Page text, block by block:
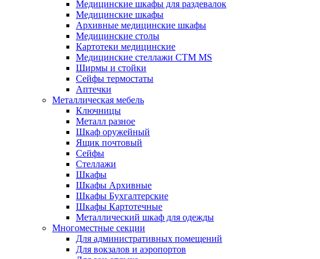
Медицинские шкафы для раздевалок
Медицинские шкафы
Архивные медицинские шкафы
Медицинские столы
Картотеки медицинские
Медицинские стеллажи CTM MS
Ширмы и стойки
Сейфы термостаты
Аптечки
Металлическая мебель
Ключницы
Металл разное
Шкаф оружейный
Ящик почтовый
Сейфы
Стеллажи
Шкафы
Шкафы Архивные
Шкафы Бухгалтерские
Шкафы Картотечные
Металлический шкаф для одежды
Многоместные секции
Для административных помещений
Для вокзалов и аэропортов